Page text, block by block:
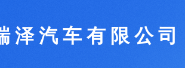
泽汽车有限公司